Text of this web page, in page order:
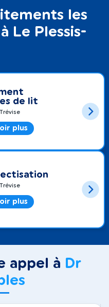
les
Le Plessis-
de lit
plus
plus
appel à Dr